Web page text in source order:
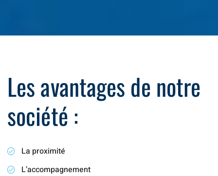
Les avantages de notre
société :
La proximité
L’accompagnement